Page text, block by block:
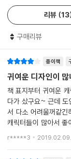
않고 속도감 있게 진
사진을 곁들여 이해를
사랑스러운 동물 친구
아이들 선물로도 인테
완성된 피카파우 동물
아이들이 가지고 놀기
새도 표정도 하나같이
소가 절로 지어집니
전하는 돼지 페드로,
리뷰 13
구매리뷰
종이책
귀여운 디자인이 많
책 표지부터 귀여운
다가 샀구요~ 근데 도
서 다소 어려울꺼같
캐릭터들이 많아서
음에 따라 해봐야 될
r*****3 2019.02.09.